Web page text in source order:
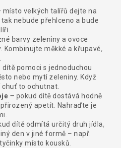
místo velkých talířů dejte na
nebude přehlceno a bude
barvy zeleniny a ovoce
Kombinujte měkké a křupavé,
dítě pomoci s jednoduchou
nebo mytí zeleniny. Když
chuť to ochutnat.
– pokud dítě dostává hodně
apetít. Nahraďte je
dítě odmítá určitý druh jídla,
den v jiné formě – např.
místo kousků.